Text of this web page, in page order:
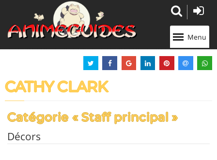
Menu
CATHY CLARK
Catégorie « Staff principal »
Décors
Panneau de gestion des cookies